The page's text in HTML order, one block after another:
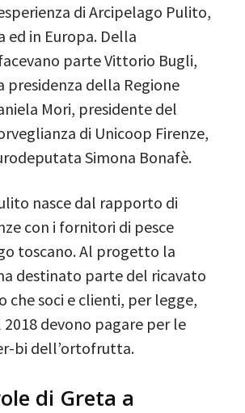
di Arcipelago Pulito,
ed in Europa. Della
parte Vittorio Bugli,
presidenza della Regione
Mori, presidente del
di Unicoop Firenze,
Simona Bonafè.
nasce dal rapporto di
con i fornitori di pesce
toscano. Al progetto la
destinato parte del ricavato
che soci e clienti, per legge,
2018 devono pagare per le
bi dell’ortofrutta.
di Greta a